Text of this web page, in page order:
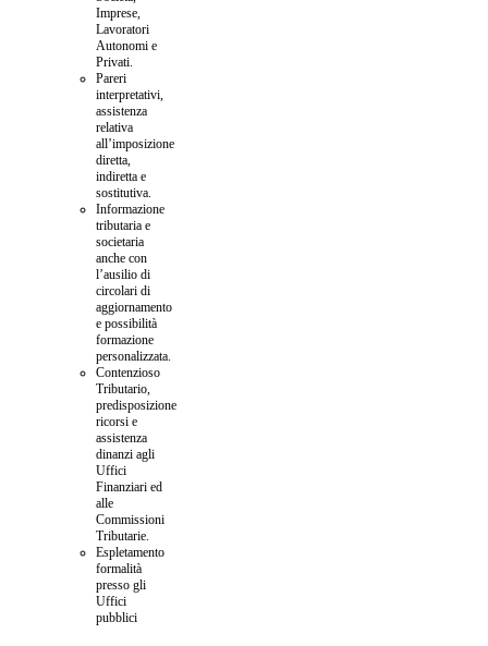
Imprese,
Lavoratori
Autonomi e
Privati.
Pareri
interpretativi,
assistenza
relativa
all’imposizione
diretta,
indiretta e
sostitutiva.
Informazione
tributaria e
societaria
anche con
l’ausilio di
circolari di
aggiornamento
e possibilità
formazione
personalizzata.
Contenzioso
Tributario,
predisposizione
ricorsi e
assistenza
dinanzi agli
Uffici
Finanziari ed
alle
Commissioni
Tributarie.
Espletamento
formalità
presso gli
Uffici
pubblici